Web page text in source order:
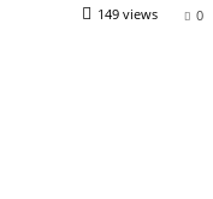
0
149 views